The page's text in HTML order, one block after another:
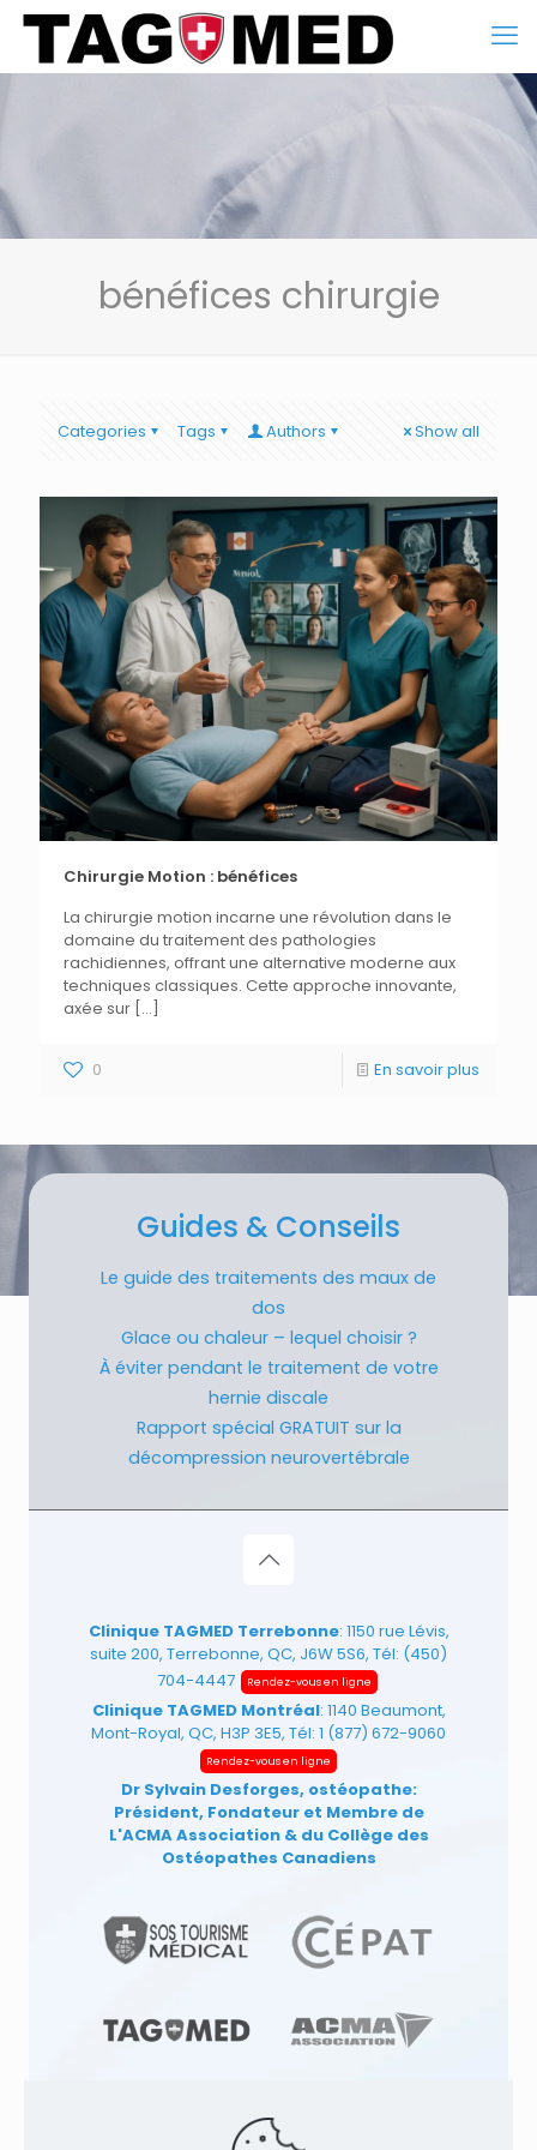
bénéfices chirurgie
Categories Tags Authors Show all
Chirurgie Motion : bénéfices
La chirurgie motion incarne une révolution dans le
domaine du traitement des pathologies
rachidiennes, offrant une alternative moderne aux
techniques classiques. Cette approche innovante,
axée sur […]
0 En savoir plus
Guides & Conseils
Le guide des traitements des maux de
dos
Glace ou chaleur – lequel choisir ?
À éviter pendant le traitement de votre
hernie discale
Rapport spécial GRATUIT sur la
décompression neurovertébrale
Clinique TAGMED Terrebonne: 1150 rue Lévis,
suite 200, Terrebonne, QC, J6W 5S6, Tél: (450)
704-4447
Rendez-vous en ligne
Clinique TAGMED Montréal: 1140 Beaumont,
Mont-Royal, QC, H3P 3E5, Tél: 1 (877) 672-9060
Rendez-vous en ligne
Dr Sylvain Desforges, ostéopathe:
Président, Fondateur et Membre de
L'ACMA Association & du Collège des
Ostéopathes Canadiens